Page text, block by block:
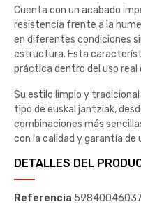
Cuenta con un acabado
resistencia frente a la
en diferentes condiciones
estructura. Esta
práctica dentro del uso real
Su estilo limpio y
tipo de euskal jantziak,
combinaciones más
con la calidad y garantía de
DETALLES DEL
Referencia